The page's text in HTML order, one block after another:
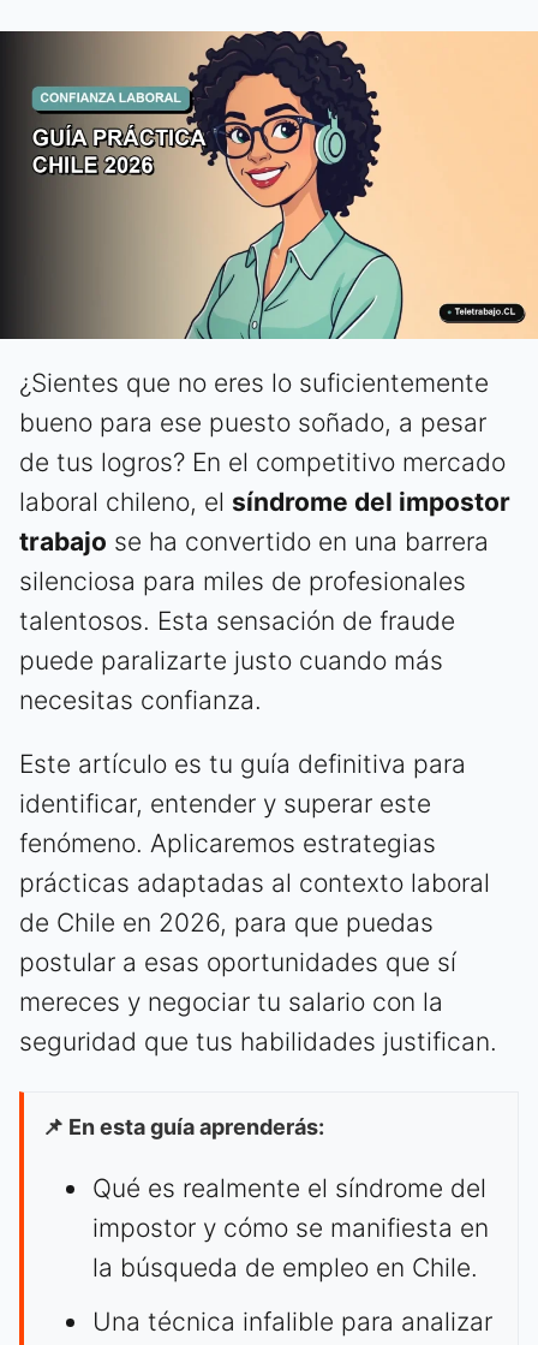
¿Sientes que no eres lo suficientemente
bueno para ese puesto soñado, a pesar
de tus logros? En el competitivo mercado
laboral chileno, el síndrome del impostor
trabajo se ha convertido en una barrera
silenciosa para miles de profesionales
talentosos. Esta sensación de fraude
puede paralizarte justo cuando más
necesitas confianza.
Este artículo es tu guía definitiva para
identificar, entender y superar este
fenómeno. Aplicaremos estrategias
prácticas adaptadas al contexto laboral
de Chile en 2026, para que puedas
postular a esas oportunidades que sí
mereces y negociar tu salario con la
seguridad que tus habilidades justifican.
📌 En esta guía aprenderás:
Qué es realmente el síndrome del
impostor y cómo se manifiesta en
la búsqueda de empleo en Chile.
Una técnica infalible para analizar